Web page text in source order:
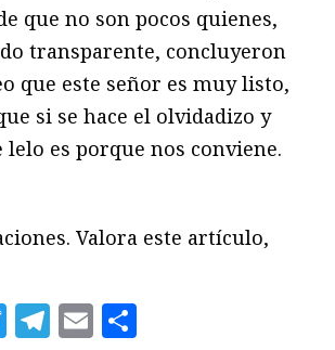
que no son pocos quienes,
transparente, concluyeron
que este señor es muy listo,
si se hace el olvidadizo y
lelo es porque nos conviene.
Valora este artículo,
Twitter
Telegram
Email